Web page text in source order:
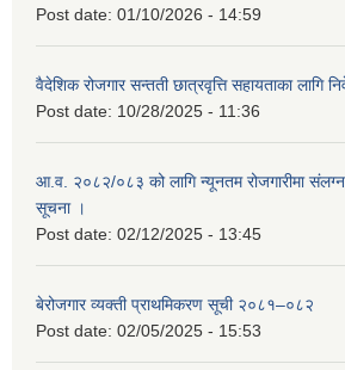
Post date: 01/10/2026 - 14:59
वैदेशिक रोजगार सन्तती छात्रवृत्ति सहायताका लागि
Post date: 10/28/2025 - 11:36
आ.व. २०८२/०८३ को लागि न्यूनतम रोजगारीमा
सूचना ।
Post date: 02/12/2025 - 13:45
बेरोजगार व्यक्ती प्राथमिकरण सूची २०८१–०८२
Post date: 02/05/2025 - 15:53